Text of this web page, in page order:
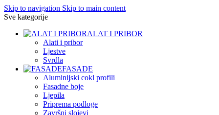
Skip to navigation Skip to main content
Sve kategorije
ALAT I PRIBOR
Alati i pribor
Ljestve
Svrdla
FASADE
Aluminijski cokl profili
Fasadne boje
Ljepila
Priprema podloge
Završni slojevi